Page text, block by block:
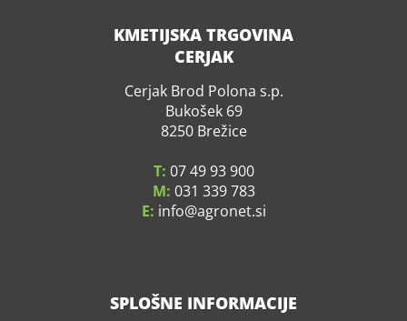
KMETIJSKA TRGOVINA
CERJAK
Cerjak Brod Polona s.p.
Bukošek 69
8250 Brežice
T: 07 49 93 900
M: 031 339 783
E: info agronet.si
SPLOŠNE INFORMACIJE